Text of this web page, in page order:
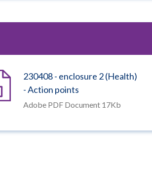
230408 - enclosure 2 (Health)
- Action points
Adobe PDF Document 17Kb